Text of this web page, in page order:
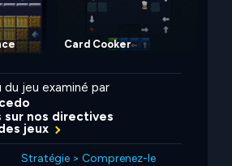
Card Cooker
du jeu examiné par
sur nos directives
jeux
Stratégie > Comprenez-le